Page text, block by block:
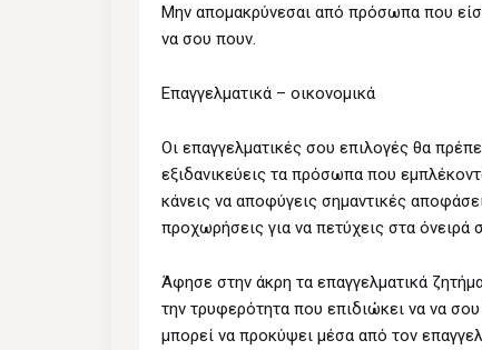
Μην απομακρύνεσαι από πρόσωπα που
να σου πουν.
Επαγγελματικά – οικονομικά
Οι επαγγελματικές σου επιλογές θα
εξιδανικεύεις τα πρόσωπα που
κάνεις να αποφύγεις σημαντικές
προχωρήσεις για να πετύχεις στα όνειρά
Άφησε στην άκρη τα επαγγελματικά
την τρυφερότητα που επιδιώκει να να
μπορεί να προκύψει μέσα από τον